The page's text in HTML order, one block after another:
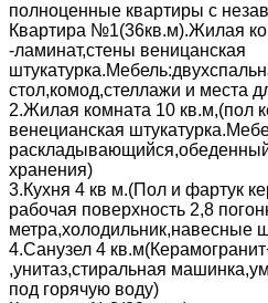
полноценные квартиры с
Квартира №1(36кв.м).Жилая
-ламинат,стены веницанская
стол,комод,стеллажи и места
2.Жилая комната 10 кв.м,(пол
венецианская
раскладывающийся,обеденный
хранения)
3.Кухня 4 кв м.(Пол и фартук
рабочая поверхность 2,8
метра,холодильник,навесные
4.Санузел 4
,унитаз,стиральная
под горячую воду)